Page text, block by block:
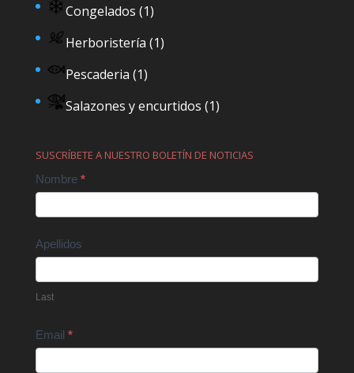
Congelados (1)
Herboristería (1)
Pescaderia (1)
Salazones y encurtidos (1)
SUSCRÍBETE A NUESTRO BOLETÍN DE NOTICIAS
Contact
Nombre *
Apellidos
Last
Email *